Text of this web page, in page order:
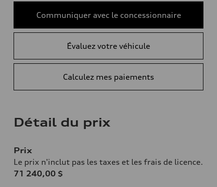
Communiquer avec le concessionnaire
Évaluez votre véhicule
Calculez mes paiements
Détail du prix
Prix
Le prix n'inclut pas les taxes et les frais de licence.
71 240,00 $